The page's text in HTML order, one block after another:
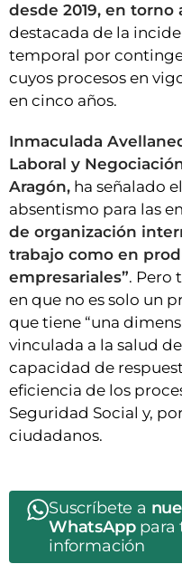
desde 2019, en torno
destacada de la
temporal por
cuyos procesos en
en cinco años.
Inmaculada
Laboral y
Aragón, ha señalado
absentismo para las
de organización
trabajo como en
empresariales”. Pero
en que no es solo un
que tiene “una
vinculada a la salud
capacidad de
eficiencia de los
Seguridad Social y,
ciudadanos.
Suscríbete a
WhatsApppara
información